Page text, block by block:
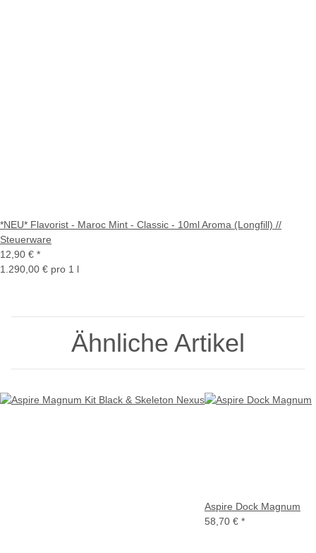
*NEU* Flavorist - Maroc Mint - Classic - 10ml Aroma (Longfill) //
Steuerware
12,90 € *
1.290,00 € pro 1 l
Ähnliche Artikel
Aspire Dock Magnum
58,70 € *